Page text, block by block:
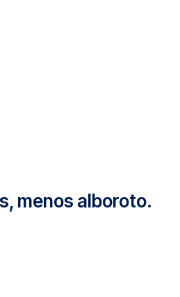
menos alboroto.